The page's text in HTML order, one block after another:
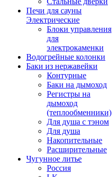
Печи для сауны
Электрические
Блоки управления
для
электрокаменки
Водогрейные колонки
Баки из нержавейки
Контурные
Баки на дымоход
Регистры на
дымоход
(теплообменники)
Для душа с тэном
Для душа
Накопительные
Расширительные
Чугунное литье
Россия